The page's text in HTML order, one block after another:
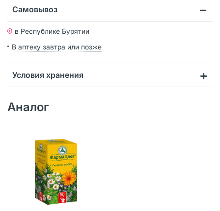
Самовывоз
в Республике Бурятии
В аптеку завтра или позже
Условия хранения
Аналог